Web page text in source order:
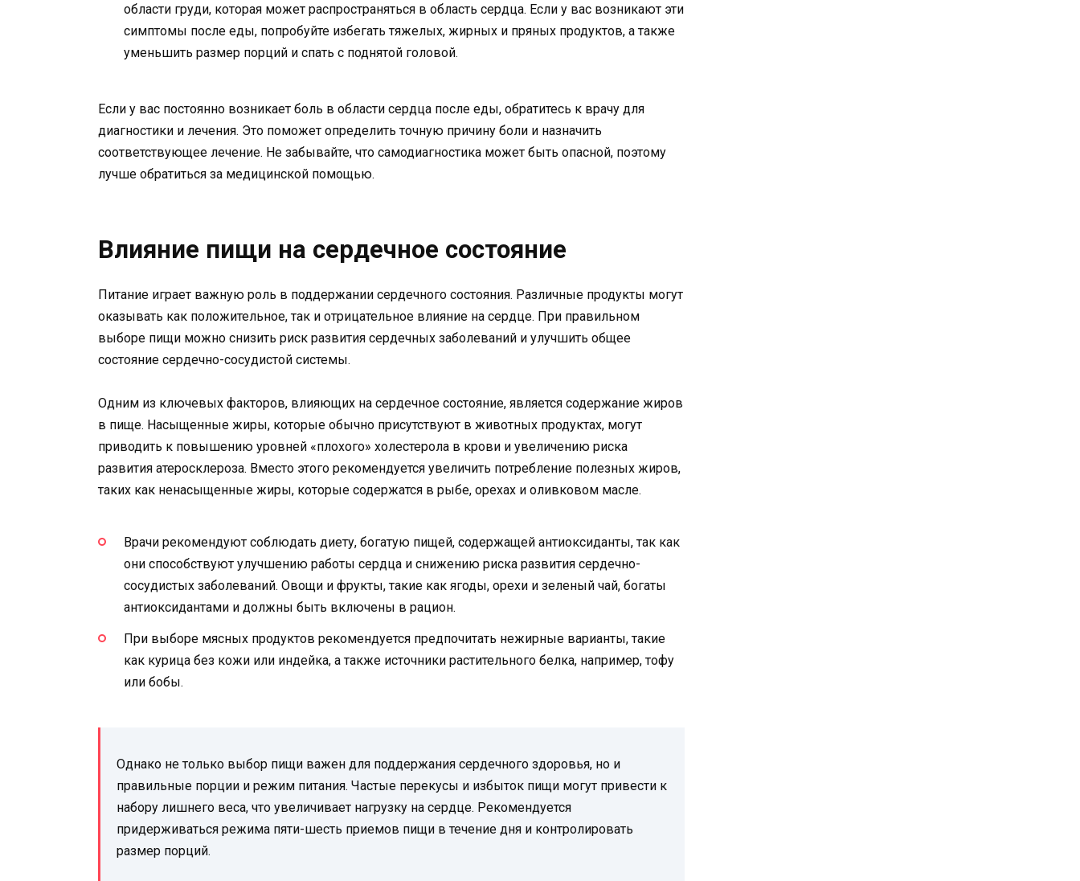
области груди, которая может распространяться в область сердца. Если у вас возникают эти
симптомы после еды, попробуйте избегать тяжелых, жирных и пряных продуктов, а также
уменьшить размер порций и спать с поднятой головой.
Если у вас постоянно возникает боль в области сердца после еды, обратитесь к врачу для
диагностики и лечения. Это поможет определить точную причину боли и назначить
соответствующее лечение. Не забывайте, что самодиагностика может быть опасной, поэтому
лучше обратиться за медицинской помощью.
Влияние пищи на сердечное состояние
Питание играет важную роль в поддержании сердечного состояния. Различные продукты могут
оказывать как положительное, так и отрицательное влияние на сердце. При правильном
выборе пищи можно снизить риск развития сердечных заболеваний и улучшить общее
состояние сердечно-сосудистой системы.
Одним из ключевых факторов, влияющих на сердечное состояние, является содержание жиров
в пище. Насыщенные жиры, которые обычно присутствуют в животных продуктах, могут
приводить к повышению уровней «плохого» холестерола в крови и увеличению риска
развития атеросклероза. Вместо этого рекомендуется увеличить потребление полезных жиров,
таких как ненасыщенные жиры, которые содержатся в рыбе, орехах и оливковом масле.
Врачи рекомендуют соблюдать диету, богатую пищей, содержащей антиоксиданты, так как
они способствуют улучшению работы сердца и снижению риска развития сердечно-
сосудистых заболеваний. Овощи и фрукты, такие как ягоды, орехи и зеленый чай, богаты
антиоксидантами и должны быть включены в рацион.
При выборе мясных продуктов рекомендуется предпочитать нежирные варианты, такие
как курица без кожи или индейка, а также источники растительного белка, например, тофу
или бобы.
Однако не только выбор пищи важен для поддержания сердечного здоровья, но и
правильные порции и режим питания. Частые перекусы и избыток пищи могут привести к
набору лишнего веса, что увеличивает нагрузку на сердце. Рекомендуется
придерживаться режима пяти-шесть приемов пищи в течение дня и контролировать
размер порций.